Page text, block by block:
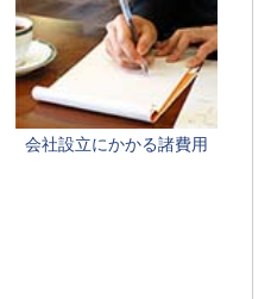
会社設立にかかる諸費用